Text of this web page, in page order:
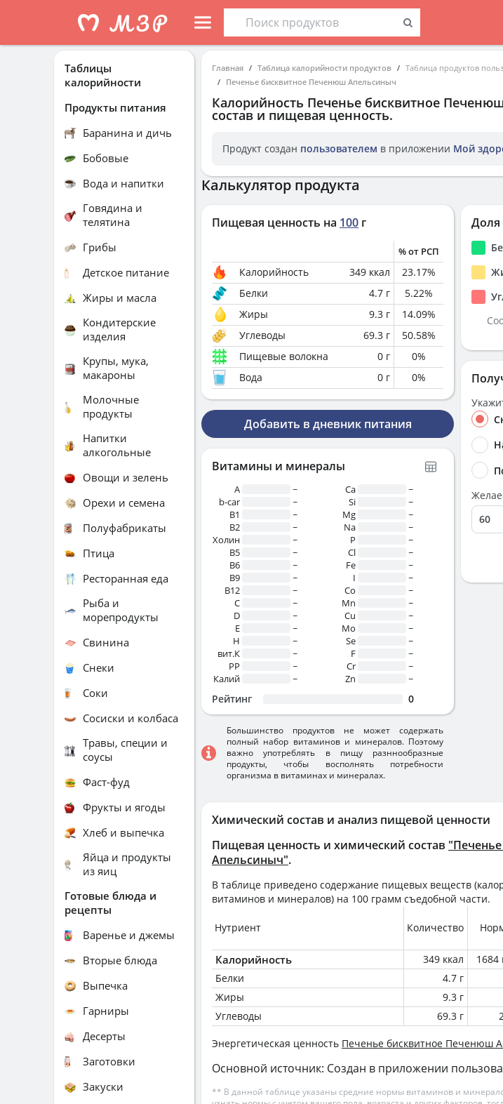
Главная Таблица калорийности продуктов
Таблица продуктов
Печенье бисквитное Печенюш Апельсиныч
Калорийность Печенье бисквитное
состав и пищевая ценность.
Продукт создан пользователем в приложении Мой
Химический состав и анализ пищевой ценности
Пищевая ценность и химический состав
Апельсиныч".
В таблице приведено содержание пищевых веществ
витаминов и минералов) на 100 грамм съедобной части.
Нутриент Количество
Калорийность 349 ккал 1684
Белки
4.7 г
Жиры
9.3 г
Углеводы
69.3 г
Энергетическая ценность Печенье бисквитное Печенюш
Основной источник: Создан в приложении
** В данной таблице указаны средние нормы витаминов и
Калькулятор продукта
Пищевая ценность на 100 г
% от РСП
Калорийность 349 ккал 23.17%
Белки
4.7 г 5.22%
Жиры
9.3 г 14.09%
Углеводы
69.3 г 50.58%
Пищевые волокна
0 г 0%
Вода
0 г 0%
Добавить в дневник питания
Витамины и минералы
A
~
b-car
~
В1
~
B2
~
Холин
~
B5
~
B6
~
B9
~
B12
~
C
~
D
~
E
~
H
~
вит.К
~
PP
~
Калий
~
Ca
~
Si
~
Mg
~
Na
~
P
~
Cl
~
Fe
~
I
~
Co
~
Mn
~
Cu
~
Mo
~
Se
~
F
~
Cr
~
Zn
~
Рейтинг 0
Большинство продуктов не может содержать
полный набор витаминов и минералов. Поэтому
важно употреблять в пищу разннообразные
продукты, чтобы восполнять потребности
организма в витаминах и минералах.
Доля
Таблицы
калорийности
Продукты питания
Баранина и дичь
Бобовые
Вода и напитки
Говядина и
телятина
Грибы
Детское питание
Жиры и масла
Кондитерские
изделия
Крупы, мука,
макароны
Молочные
продукты
Напитки
алкогольные
Овощи и зелень
Орехи и семена
Полуфабрикаты
Птица
Ресторанная еда
Рыба и
морепродукты
Свинина
Снеки
Соки
Сосиски и колбаса
Травы, специи и
соусы
Фаст-фуд
Фрукты и ягоды
Хлеб и выпечка
Яйца и продукты
из яиц
Готовые блюда и
рецепты
Варенье и джемы
Вторые блюда
Выпечка
Гарниры
Десерты
Заготовки
Закуски